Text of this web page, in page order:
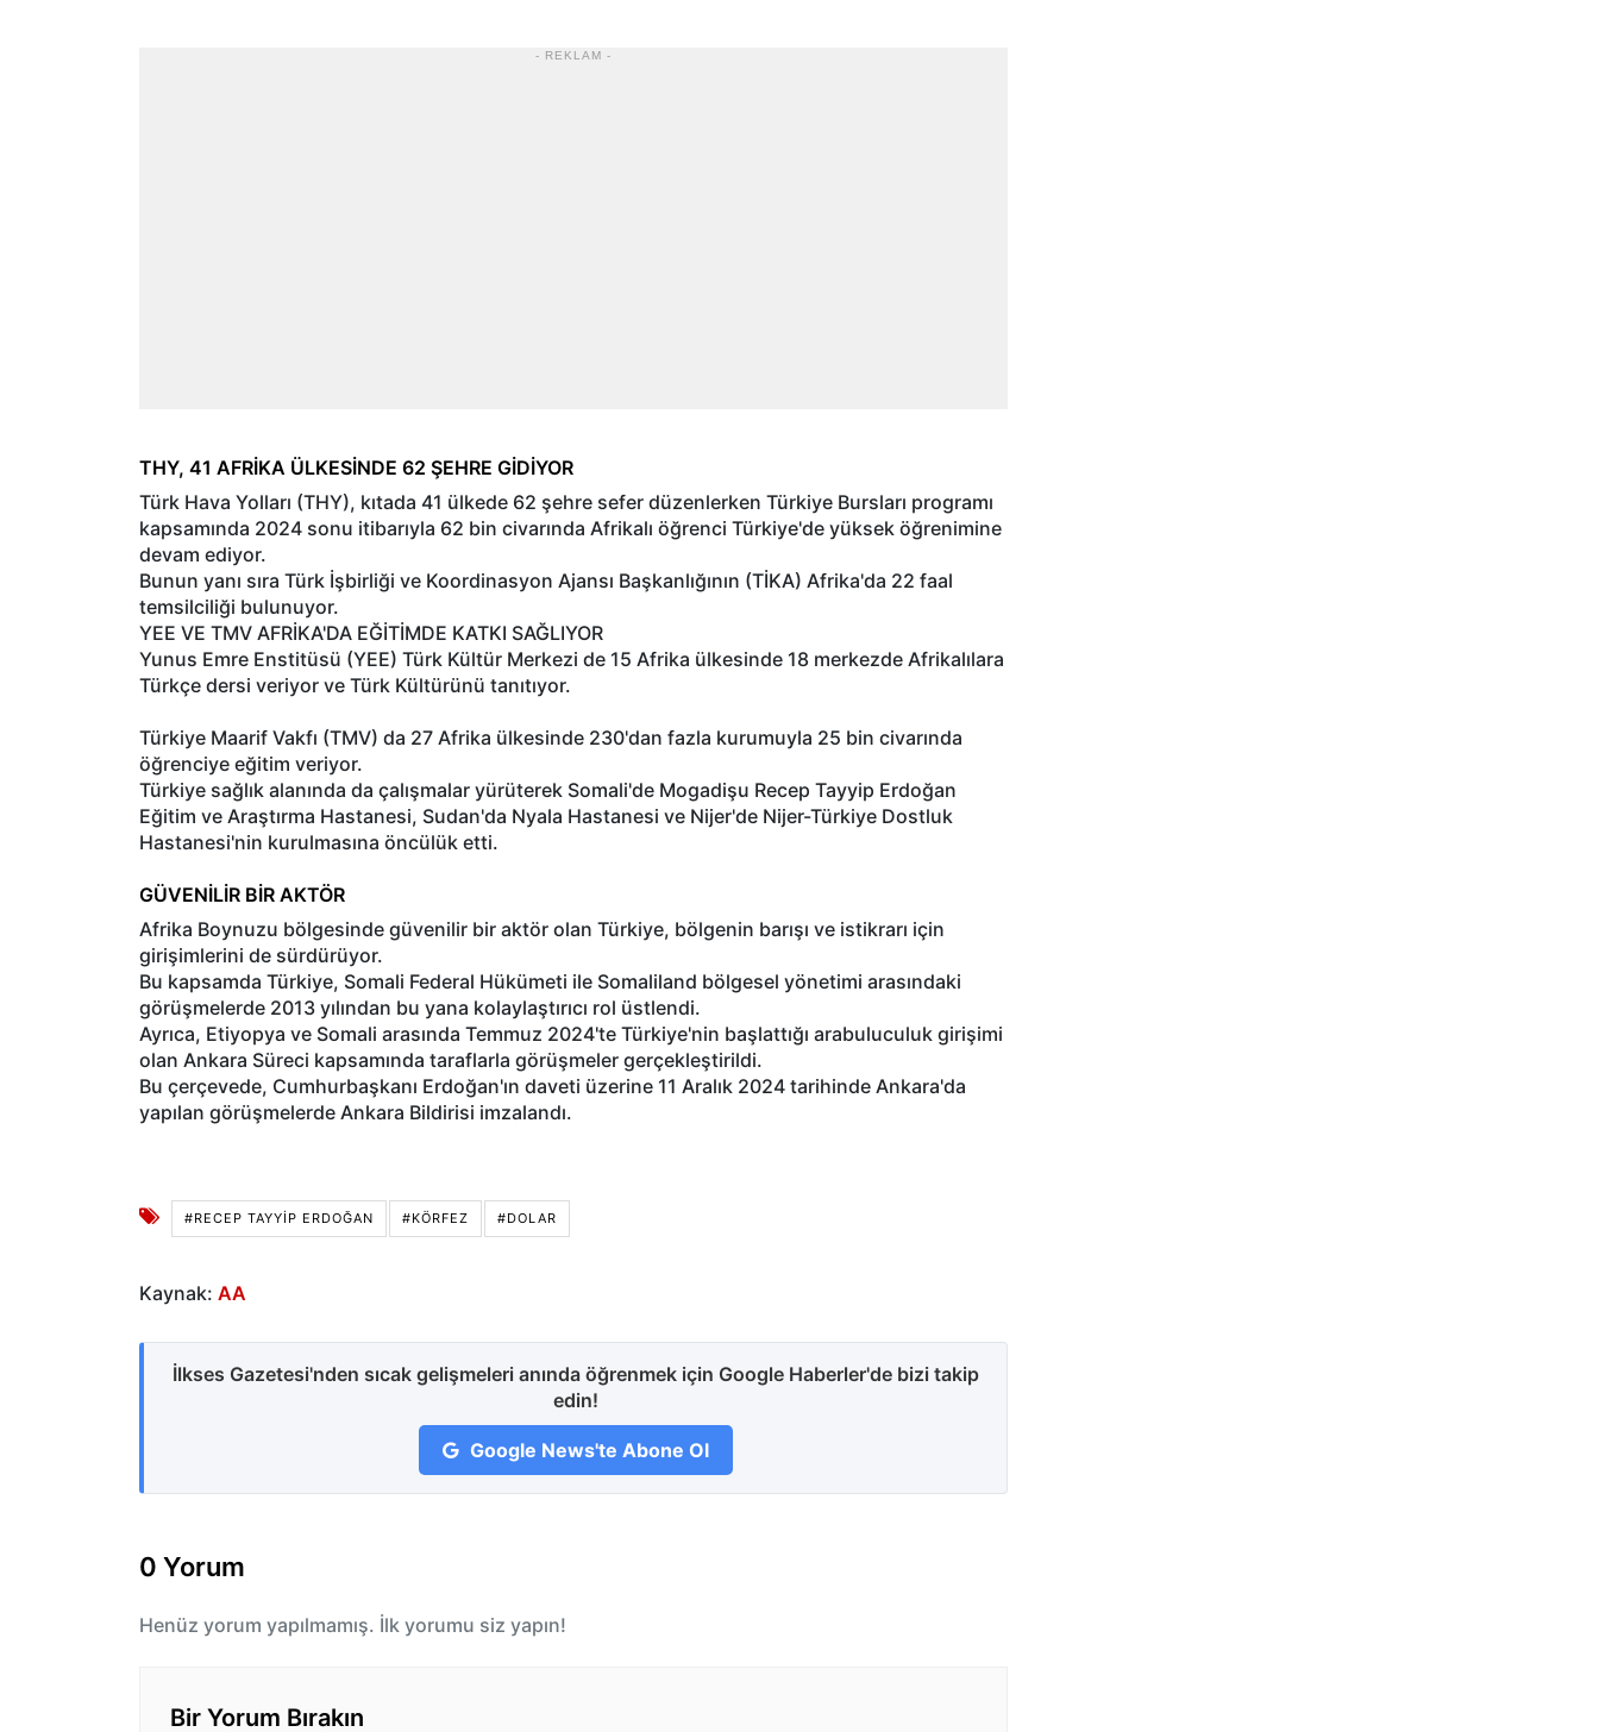
- REKLAM -
THY, 41 AFRİKA ÜLKESİNDE 62 ŞEHRE GİDİYOR
Türk Hava Yolları (THY), kıtada 41 ülkede 62 şehre sefer düzenlerken Türkiye Bursları programı
kapsamında 2024 sonu itibarıyla 62 bin civarında Afrikalı öğrenci Türkiye'de yüksek öğrenimine
devam ediyor.
Bunun yanı sıra Türk İşbirliği ve Koordinasyon Ajansı Başkanlığının (TİKA) Afrika'da 22 faal
temsilciliği bulunuyor.
YEE VE TMV AFRİKA'DA EĞİTİMDE KATKI SAĞLIYOR
Yunus Emre Enstitüsü (YEE) Türk Kültür Merkezi de 15 Afrika ülkesinde 18 merkezde Afrikalılara
Türkçe dersi veriyor ve Türk Kültürünü tanıtıyor.
Türkiye Maarif Vakfı (TMV) da 27 Afrika ülkesinde 230'dan fazla kurumuyla 25 bin civarında
öğrenciye eğitim veriyor.
Türkiye sağlık alanında da çalışmalar yürüterek Somali'de Mogadişu Recep Tayyip Erdoğan
Eğitim ve Araştırma Hastanesi, Sudan'da Nyala Hastanesi ve Nijer'de Nijer-Türkiye Dostluk
Hastanesi'nin kurulmasına öncülük etti.
GÜVENİLİR BİR AKTÖR
Afrika Boynuzu bölgesinde güvenilir bir aktör olan Türkiye, bölgenin barışı ve istikrarı için
girişimlerini de sürdürüyor.
Bu kapsamda Türkiye, Somali Federal Hükümeti ile Somaliland bölgesel yönetimi arasındaki
görüşmelerde 2013 yılından bu yana kolaylaştırıcı rol üstlendi.
Ayrıca, Etiyopya ve Somali arasında Temmuz 2024'te Türkiye'nin başlattığı arabuluculuk girişimi
olan Ankara Süreci kapsamında taraflarla görüşmeler gerçekleştirildi.
Bu çerçevede, Cumhurbaşkanı Erdoğan'ın daveti üzerine 11 Aralık 2024 tarihinde Ankara'da
yapılan görüşmelerde Ankara Bildirisi imzalandı.
#RECEP TAYYİP ERDOĞAN #KÖRFEZ #DOLAR
Kaynak: AA
İlkses Gazetesi'nden sıcak gelişmeleri anında öğrenmek için Google Haberler'de bizi takip
edin!
Google News'te Abone Ol
0 Yorum
Henüz yorum yapılmamış. İlk yorumu siz yapın!
Bir Yorum Bırakın